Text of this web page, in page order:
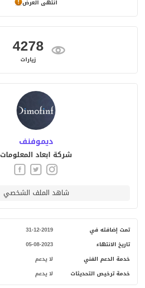
انتهى العرض
4278
زيارات
ديموفنف
شركة ابعاد المعلومات
شاهد الملف الشخصي
تمت إضافته في
31-12-2019
تاريخ الانتهاء
05-08-2023
خدمة الدعم الفني
لا يدعم
خدمة ترخيص التحديثات
لا يدعم